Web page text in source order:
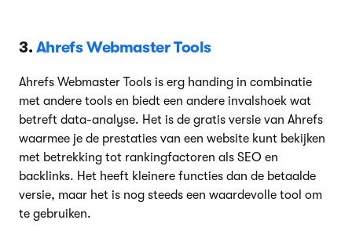
3. Ahrefs Webmaster Tools
Ahrefs Webmaster Tools is erg handing in combinatie
met andere tools en biedt een andere invalshoek wat
betreft data-analyse. Het is de gratis versie van Ahrefs
waarmee je de prestaties van een website kunt bekijken
met betrekking tot rankingfactoren als SEO en
backlinks. Het heeft kleinere functies dan de betaalde
versie, maar het is nog steeds een waardevolle tool om
te gebruiken.